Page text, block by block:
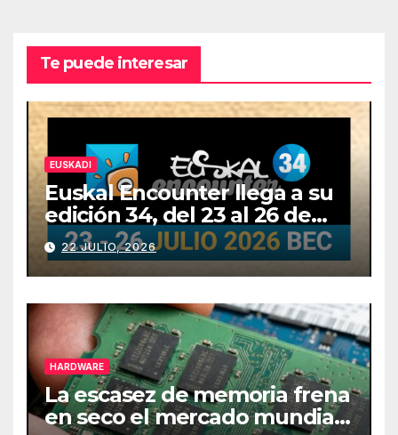
Te puede interesar
EUSKADI
Euskal Encounter llega a su
edición 34, del 23 al 26 de
julio
22 JULIO, 2026
HARDWARE
La escasez de memoria frena
en seco el mercado mundial